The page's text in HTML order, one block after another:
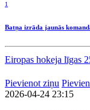
1
Batņa izrāda jaunās
Eiropas hokeja līgas
Pievienot ziņu
2026-04-24 23:15